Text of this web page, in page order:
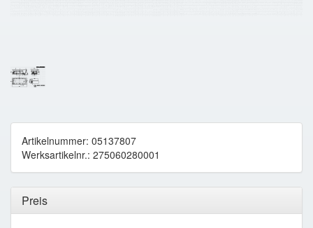
Artikelnummer: 05137807
Werksartikelnr.: 275060280001
Preis